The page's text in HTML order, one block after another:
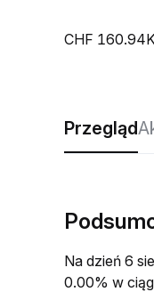
Przegląd
Na dzień 6
0.00% w